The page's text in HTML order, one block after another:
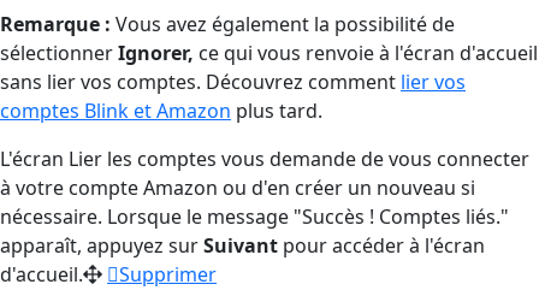
Remarque : Vous avez également la possibilité de
sélectionnerIgnorer, ce qui vous renvoie à l'écran d'accueil
sans lier vos comptes. Découvrez comment lier vos
comptes Blink et Amazon plus tard.
L'écran Lier les comptes vous demande de vous connecter
à votre compte Amazon ou d'en créer un nouveau si
nécessaire. Lorsque le message "Succès ! Comptes liés."
apparaît, appuyez surSuivant pour accéder à l'écran
d'accueil.
Supprimer